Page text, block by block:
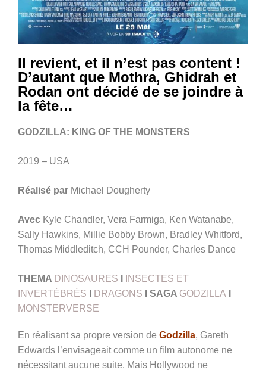
Il revient, et il n’est pas content !
D’autant que Mothra, Ghidrah et
Rodan ont décidé de se joindre à
la fête…
GODZILLA: KING OF THE MONSTERS
2019 – USA
Réalisé par Michael Dougherty
Avec Kyle Chandler, Vera Farmiga, Ken Watanabe,
Sally Hawkins, Millie Bobby Brown, Bradley Whitford,
Thomas Middleditch, CCH Pounder, Charles Dance
THEMA DINOSAURES
INSECTES ET
INVERTÉBRÉS
DRAGONS I SAGA GODZILLA
MONSTERVERSE
En réalisant sa propre version de Godzilla, Gareth
Edwards l’envisageait comme un film autonome ne
nécessitant aucune suite. Mais Hollywood ne